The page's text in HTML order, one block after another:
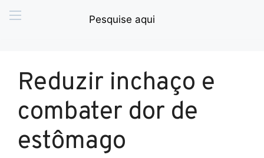
Reduzir inchaço e
combater dor de
estômago